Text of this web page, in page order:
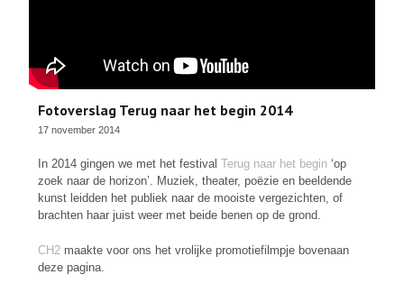
Fotoverslag Terug naar het begin 2014
17 november 2014
In 2014 gingen we met het festival Terug naar het begin‘op
zoek naar de horizon’. Muziek, theater, poëzie en beeldende
kunst leidden het publiek naar de mooiste vergezichten, of
brachten haar juist weer met beide benen op de grond.
CH2maakte voor ons het vrolijke promotiefilmpje bovenaan
deze pagina.